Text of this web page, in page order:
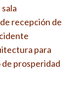
recepción de
para
de prosperidad